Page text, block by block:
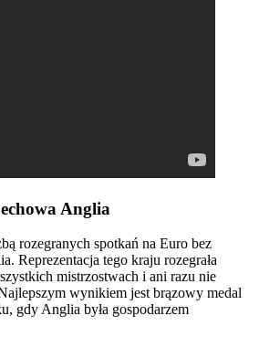
Anglia
rozegranych spotkań na Euro bez
Reprezentacja tego kraju rozegrała
mistrzostwach i ani razu nie
wynikiem jest brązowy medal
gdy Anglia była gospodarzem